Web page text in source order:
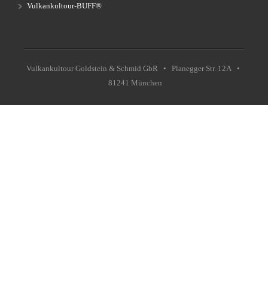
Vulkankultour-BUFF®
Vulkankultour Goldstein & Schmid GbR • Planegger Str. 12A •
81241 München